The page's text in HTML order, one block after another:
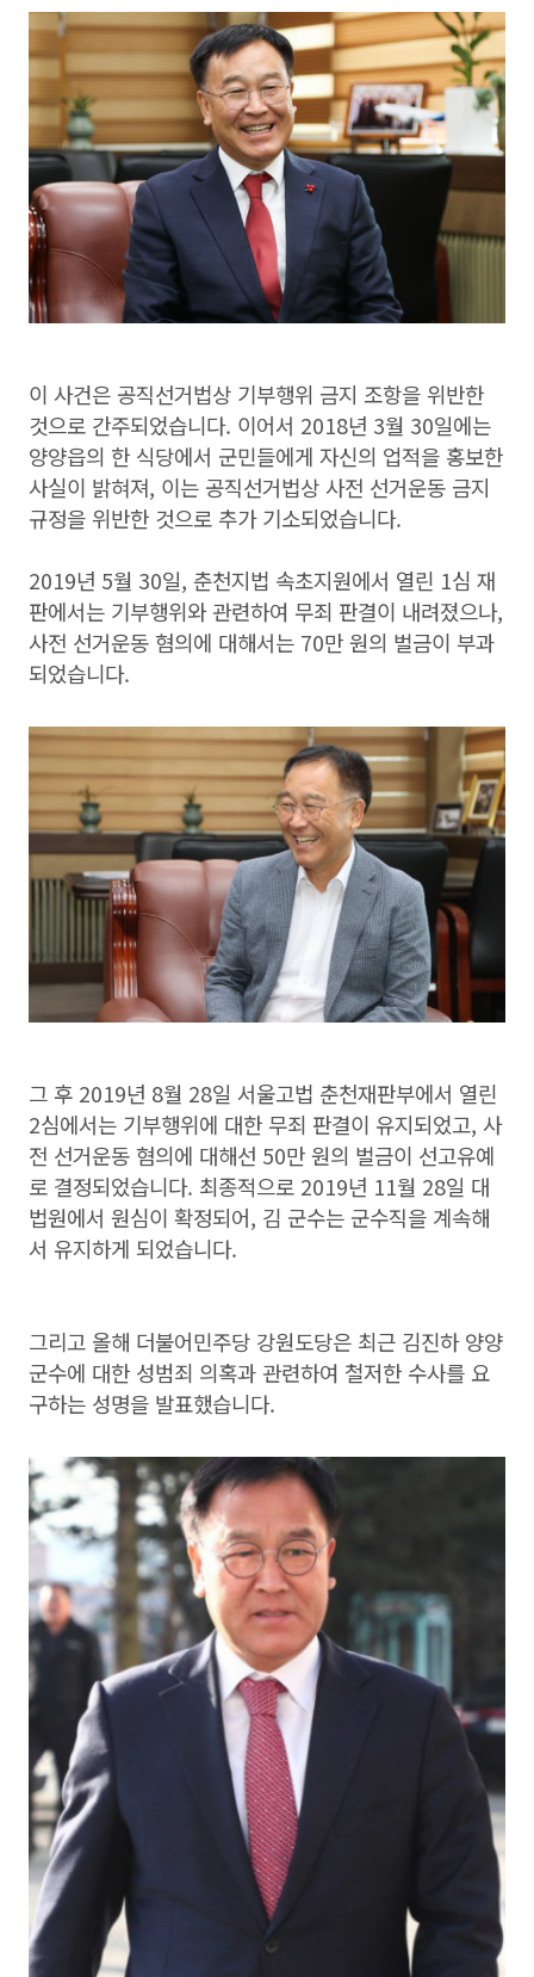
이 사건은 공직선거법상 기부행위 금지 조항을 위반한
것으로 간주되었습니다. 이어서 2018년 3월 30일에는
양양읍의 한 식당에서 군민들에게 자신의 업적을 홍보한
사실이 밝혀져, 이는 공직선거법상 사전 선거운동 금지
규정을 위반한 것으로 추가 기소되었습니다.
2019년 5월 30일, 춘천지법 속초지원에서 열린 1심 재
판에서는 기부행위와 관련하여 무죄 판결이 내려졌으나,
사전 선거운동 혐의에 대해서는 70만 원의 벌금이 부과
되었습니다.
그 후 2019년 8월 28일 서울고법 춘천재판부에서 열린
2심에서는 기부행위에 대한 무죄 판결이 유지되었고, 사
전 선거운동 혐의에 대해선 50만 원의 벌금이 선고유예
로 결정되었습니다. 최종적으로 2019년 11월 28일 대
법원에서 원심이 확정되어, 김 군수는 군수직을 계속해
서 유지하게 되었습니다.
그리고 올해 더불어민주당 강원도당은 최근 김진하 양양
군수에 대한 성범죄 의혹과 관련하여 철저한 수사를 요
구하는 성명을 발표했습니다.